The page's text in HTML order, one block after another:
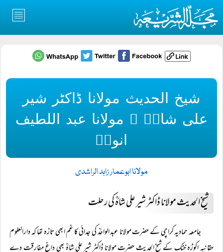
شیخ الحدیث مولانا ڈاکٹر شیر
علی شاہؒ ۔ مولانا عبد اللطیف
انورؒ
مولانا ابوعمار زاہد الراشدی
شیخ الحدیث مولانا ڈاکٹر شیر علی شاہؒ کی رحلت
جامعہ حمادیہ کراچی کے حضرت مولانا عبد الواحدؒ کی جدائی کا غم ابھی تازہ تھا کہ دارالعلوم
حقانیہ اکوڑہ خٹک کے شیخ الحدیث حضرت مولانا ڈاکٹر شیر علی شاہؒ بھی داغ مفارقت دے